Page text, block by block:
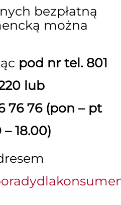
bezpłatną
można
pod nr tel. 801
lub
76 76 (pon – pt
– 18.00)